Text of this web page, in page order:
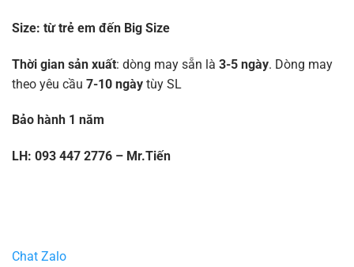
Size: từ trẻ em đến Big Size
Thời gian sản xuất: dòng may sẵn là 3-5 ngày. Dòng may
theo yêu cầu 7-10 ngàytùy SL
Bảo hành 1 năm
LH: 093 447 2776 – Mr.Tiến
Chat Zalo